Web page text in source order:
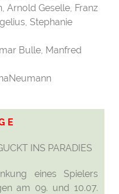
Arnold Geselle, Franz
Stephanie
Bulle, Manfred
E
INS PARADIES
eines Spielers
am 09. und 10.07.